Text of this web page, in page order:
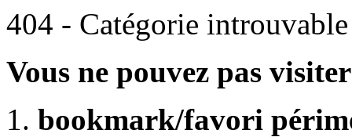
404 - Catégorie introuvable
Vous ne pouvez pas
bookmark/favori